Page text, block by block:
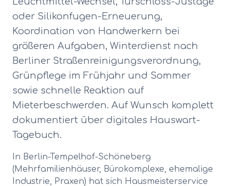
oder Silikonfugen-Erneuerung,
Koordination von Handwerkern bei
größeren Aufgaben, Winterdienst nach
Berliner Straßenreinigungsverordnung,
Grünpflege im Frühjahr und Sommer
sowie schnelle Reaktion auf
Mieterbeschwerden. Auf Wunsch komplett
dokumentiert über digitales Hauswart-
Tagebuch.
In Berlin-Tempelhof-Schöneberg
(Mehrfamilienhäuser, Bürokomplexe, ehemalige
Industrie, Praxen) hat sich Hausmeisterservice